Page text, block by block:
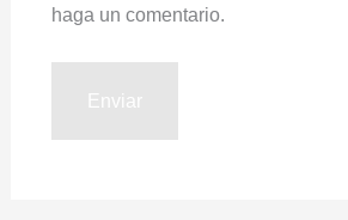
haga un comentario.